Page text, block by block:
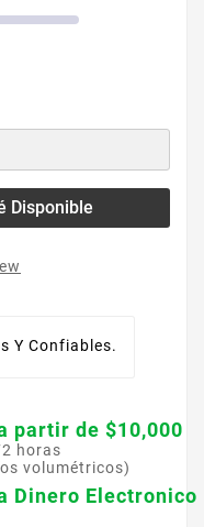
Disponible
Y Confiables.
partir de $10,000
horas
volumétricos)
Dinero Electronico